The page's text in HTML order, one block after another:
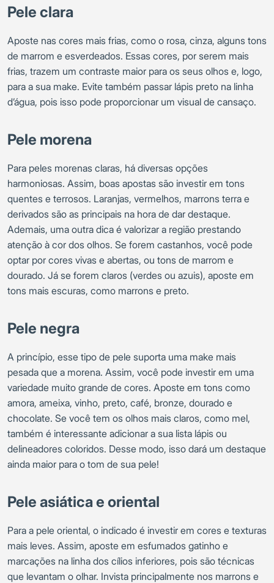
Pele clara
Aposte nas cores mais frias, como o rosa, cinza, alguns tons
de marrom e esverdeados. Essas cores, por serem mais
frias, trazem um contraste maior para os seus olhos e, logo,
para a sua make. Evite também passar lápis preto na linha
d’água, pois isso pode proporcionar um visual de cansaço.
Pele morena
Para peles morenas claras, há diversas opções
harmoniosas. Assim, boas apostas são investir em tons
quentes e terrosos. Laranjas, vermelhos, marrons terra e
derivados são as principais na hora de dar destaque.
Ademais, uma outra dica é valorizar a região prestando
atenção à cor dos olhos. Se forem castanhos, você pode
optar por cores vivas e abertas, ou tons de marrom e
dourado. Já se forem claros (verdes ou azuis), aposte em
tons mais escuras, como marrons e preto.
Pele negra
A princípio, esse tipo de pele suporta uma make mais
pesada que a morena. Assim, você pode investir em uma
variedade muito grande de cores. Aposte em tons como
amora, ameixa, vinho, preto, café, bronze, dourado e
chocolate. Se você tem os olhos mais claros, como mel,
também é interessante adicionar a sua lista lápis ou
delineadores coloridos. Desse modo, isso dará um destaque
ainda maior para o tom de sua pele!
Pele asiática e oriental
Para a pele oriental, o indicado é investir em cores e texturas
mais leves. Assim, aposte em esfumados gatinho e
marcações na linha dos cílios inferiores, pois são técnicas
que levantam o olhar. Invista principalmente nos marrons e